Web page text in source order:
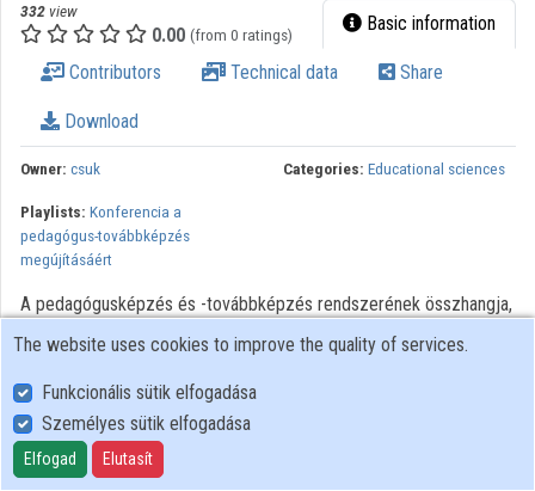
Organizations
Contributors
332 view
0.00 (from 0 ratings) Basic information
Contributors Technical data Share
Download
Owner: csuk Categories: Educational sciences
Playlists: Konferencia a
pedagógus-továbbképzés
megújításáért
A pedagógusképzés és -továbbképzés rendszerének összhangja,
a felsőoktatási intézmények szerepe a pedagógus-
továbbképzésben / Rádli Katalin. - Nyugat-magyarországi
Egyetem Regionális Pedagógiai Szolgáltató és Kutató Központ. -
Szombathely, 2011
The website uses cookies to improve the quality of services.
Funkcionális sütik elfogadása
Személyes sütik elfogadása
Elfogad Elutasít